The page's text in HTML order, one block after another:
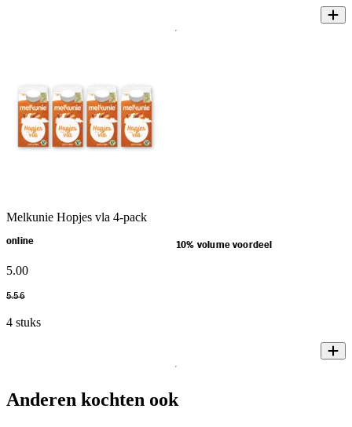
Melkunie Hopjes vla 4-pack
online 10% volume voordeel
5.00
5.56
4 stuks
Anderen kochten ook